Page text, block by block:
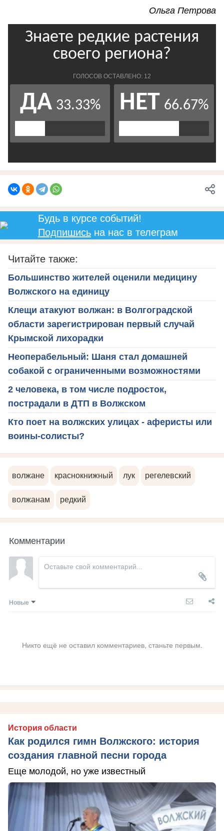
Ольга Петрова
Будь в курсе событий!
Подпишисьна нас в телеграм
Читайте также:
Большинство жителей оценили медицину
Волжского на единицу
Клещи атакуют волжан: в Волгоградской
области зарегистрирован первый случай
Крымской лихорадки
Неоперабельный: Шаня стал домашней
собакой с ограниченными возможностями
2 человека, в том числе подросток,
пострадали в ДТП в Волжском
Кто поет на волжских улицах - аферисты или
воины-солисты?
волжане краснокнижный лук регелевский
волжанам редкий
Комментарии
Новые
Никто ещё не оставил комментариев, станьте первым.
История области
Как родился гимн Волжского: история
создания главной песни города
Еще молодой, но уже известный